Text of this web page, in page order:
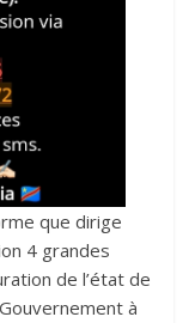
que dirige
4 grandes
de l’état de
à